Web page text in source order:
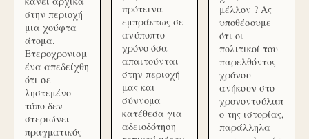
στην περιοχή
μια χούφτα
άτομα.
Ετεροχρονισμ
ένα απεδείχθη
ότι σε
ληστεμένο
τόπο δεν
στεριώνει
πραγματικός
πρότεινα
εμπράκτως σε
ανύποπτο
χρόνο όσα
απαιτούνται
στην περιοχή
μας και
σύννομα
κατέθεσα για
αδειοδότηση
μέλλον ? Ας
υποθέσουμε
ότι οι
πολιτικοί του
παρελθόντος
χρόνου
ανήκουν στο
χρονοντούλαπ
ο της ιστορίας,
παράλληλα